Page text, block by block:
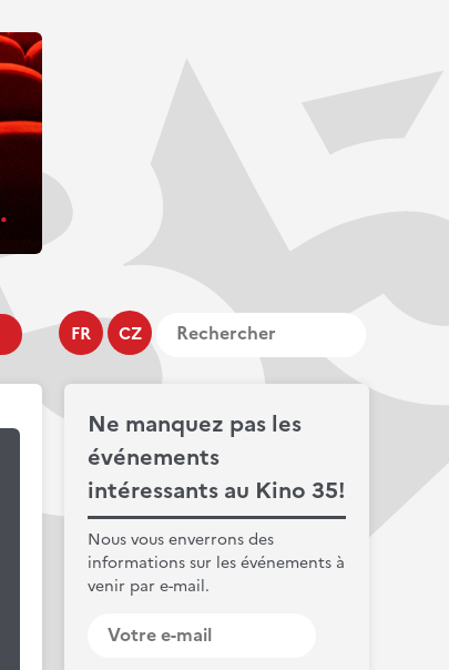
FR CZ
Ne manquez pas les
événements
intéressants au Kino 35!
Nous vous enverrons des
informations sur les événements à
venir par e-mail.